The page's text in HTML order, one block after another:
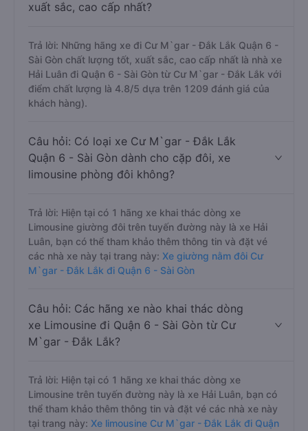
xuất sắc, cao cấp nhất?
Trả lời: Những hãng xe đi Cư M`gar - Đắk Lắk Quận 6 -
Sài Gòn chất lượng tốt, xuất sắc, cao cấp nhất là nhà xe
Hải Luân đi Quận 6 - Sài Gòn từ Cư M`gar - Đắk Lắk với
điểm chất lượng là 4.8/5 dựa trên 1209 đánh giá của
khách hàng).
Câu hỏi: Có loại xe Cư M`gar - Đắk Lắk
Quận 6 - Sài Gòn dành cho cặp đôi, xe
limousine phòng đôi không?
Trả lời: Hiện tại có 1 hãng xe khai thác dòng xe
Limousine giường đôi trên tuyến đường này là xe Hải
Luân, bạn có thể tham khảo thêm thông tin và đặt vé
các nhà xe này tại trang này: Xe giường nằm đôi Cư
M`gar - Đắk Lắk đi Quận 6 - Sài Gòn
Câu hỏi: Các hãng xe nào khai thác dòng
xe Limousine đi Quận 6 - Sài Gòn từ Cư
M`gar - Đắk Lắk?
Trả lời: Hiện tại có 1 hãng xe khai thác dòng xe
Limousine trên tuyến đường này là xe Hải Luân, bạn có
thể tham khảo thêm thông tin và đặt vé các nhà xe này
tại trang này: Xe limousine Cư M`gar - Đắk Lắk đi Quận